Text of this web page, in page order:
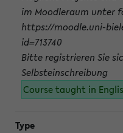
im Moodleraum unter
https://moodle.uni-
id=713740
Bitte registrieren Sie
Selbsteinschreibung
Course taught in